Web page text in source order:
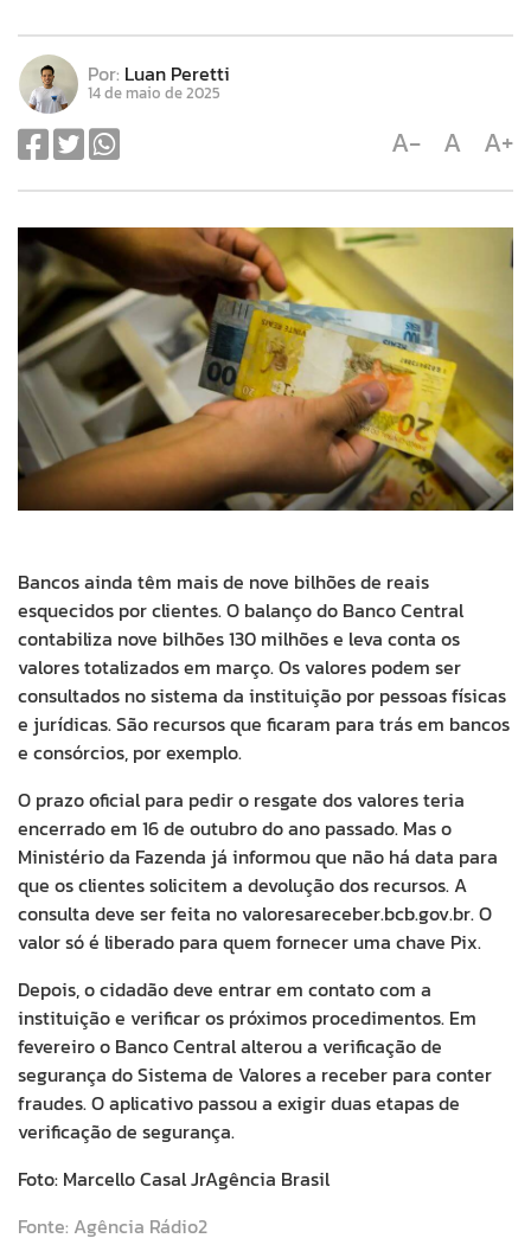
Por: Luan Peretti
14 de maio de 2025
A- A A+
Bancos ainda têm mais de nove bilhões de reais
esquecidos por clientes. O balanço do Banco Central
contabiliza nove bilhões 130 milhões e leva conta os
valores totalizados em março. Os valores podem ser
consultados no sistema da instituição por pessoas físicas
e jurídicas. São recursos que ficaram para trás em bancos
e consórcios, por exemplo.
O prazo oficial para pedir o resgate dos valores teria
encerrado em 16 de outubro do ano passado. Mas o
Ministério da Fazenda já informou que não há data para
que os clientes solicitem a devolução dos recursos. A
consulta deve ser feita no valoresareceber.bcb.gov.br. O
valor só é liberado para quem fornecer uma chave Pix.
Depois, o cidadão deve entrar em contato com a
instituição e verificar os próximos procedimentos. Em
fevereiro o Banco Central alterou a verificação de
segurança do Sistema de Valores a receber para conter
fraudes. O aplicativo passou a exigir duas etapas de
verificação de segurança.
Foto: Marcello Casal JrAgência Brasil
Fonte: Agência Rádio2